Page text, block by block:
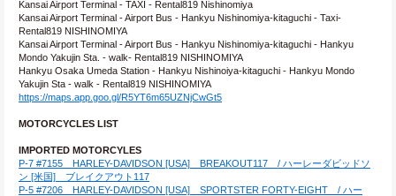
Kansai Airport Terminal - TAXI - Rental819 Nishinomiya
Kansai Airport Terminal - Airport Bus - Hankyu Nishinomiya-kitaguchi - Taxi-
Rental819 NISHINOMIYA
Kansai Airport Terminal - Airport Bus - Hankyu Nishinomiya-kitaguchi - Hankyu
Mondo Yakujin Sta. - walk- Rental819 NISHINOMIYA
Hankyu Osaka Umeda Station - Hankyu Nishinoiya-kitaguchi - Hankyu Mondo
Yakujin Sta - walk - Rental819 NISHINOMIYA
https://maps.app.goo.gl/R5YT6m65UZNjCwGt5
MOTORCYCLES LIST
IMPORTED MOTORCYLES
P-7 #7155　HARLEY-DAVIDSON [USA]　BREAKOUT117　/ ハーレーダビッドソ
ン [米国]　ブレイクアウト117
P-5 #7206　HARLEY-DAVIDSON [USA]　SPORTSTER FORTY-EIGHT　/ ハー